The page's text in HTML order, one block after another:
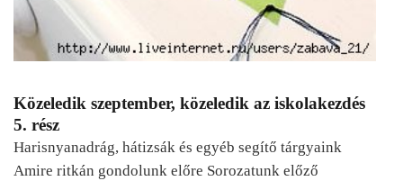
Közeledik szeptember, közeledik az iskolakezdés
5. rész
Harisnyanadrág, hátizsák és egyéb segítő tárgyaink
Amire ritkán gondolunk előre Sorozatunk előző